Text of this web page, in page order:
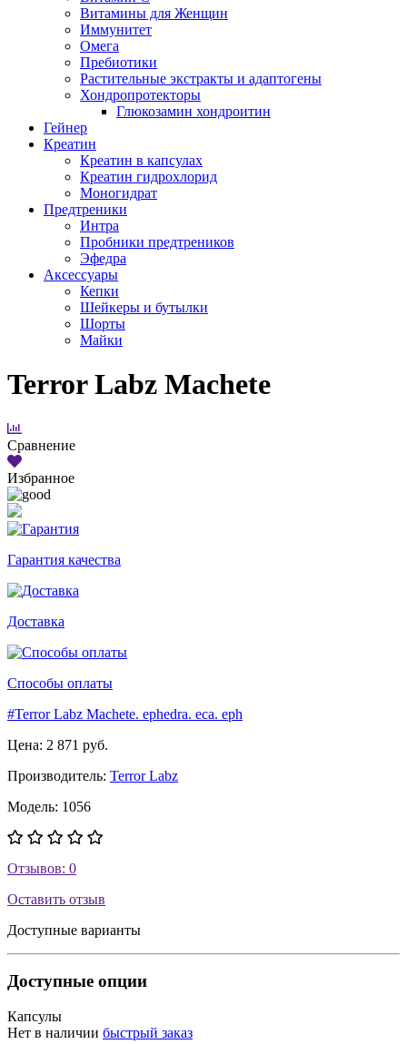
Витамины для Женщин
Иммунитет
Омега
Пребиотики
Растительные экстракты и адаптогены
Хондропротекторы
Глюкозамин хондроитин
Гейнер
Креатин
Креатин в капсулах
Креатин гидрохлорид
Моногидрат
Предтреники
Интра
Пробники предтреников
Эфедра
Аксессуары
Кепки
Шейкеры и бутылки
Шорты
Майки
Terror Labz Machete
Сравнение
Избранное
Гарантия качества
Доставка
Способы оплаты
#Terror Labz Machete. ephedra. eca. eph
Цена: 2 871 руб.
Производитель: Terror Labz
Модель: 1056
Отзывов: 0
Оставить отзыв
Доступные варианты
Доступные опции
Капсулы
Нет в наличии быстрый заказ